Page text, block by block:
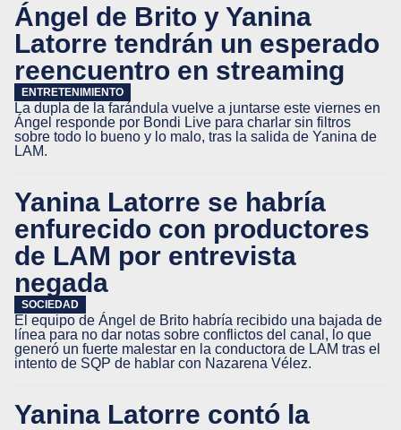
Ángel de Brito y Yanina
Latorre tendrán un esperado
reencuentro en streaming
ENTRETENIMIENTO
La dupla de la farándula vuelve a juntarse este viernes en
Ángel responde por Bondi Live para charlar sin filtros
sobre todo lo bueno y lo malo, tras la salida de Yanina de
LAM.
Yanina Latorre se habría
enfurecido con productores
de LAM por entrevista
negada
SOCIEDAD
El equipo de Ángel de Brito habría recibido una bajada de
línea para no dar notas sobre conflictos del canal, lo que
generó un fuerte malestar en la conductora de LAM tras el
intento de SQP de hablar con Nazarena Vélez.
Yanina Latorre contó la